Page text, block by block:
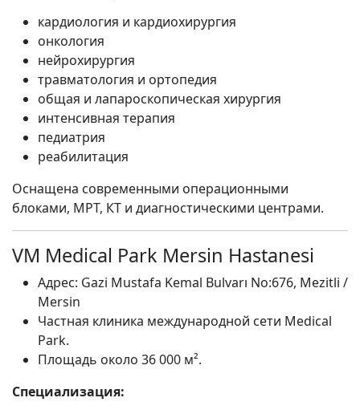
кардиология и кардиохирургия
онкология
нейрохирургия
травматология и ортопедия
общая и лапароскопическая хирургия
интенсивная терапия
педиатрия
реабилитация
Оснащена современными операционными
блоками, МРТ, КТ и диагностическими центрами.
VM Medical Park Mersin Hastanesi
Адрес: Gazi Mustafa Kemal Bulvarı No:676, Mezitli /
Mersin
Частная клиника международной сети Medical
Park.
Площадь около 36 000 м².
Специализация: